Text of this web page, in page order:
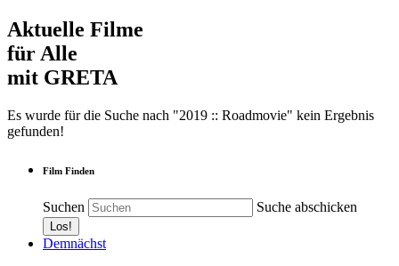
Aktuelle Filme
für Alle
mit GRETA
Es wurde für die Suche nach "2019 :: Roadmovie" kein Ergebnis
gefunden!
Film Finden
Suchen Suche abschicken
Demnächst